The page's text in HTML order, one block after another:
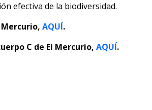
efectiva de la biodiversidad.
AQUÍ.
C de El Mercurio, AQUÍ.